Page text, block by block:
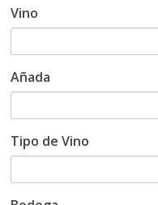
Vino
Añada
Tipo de Vino